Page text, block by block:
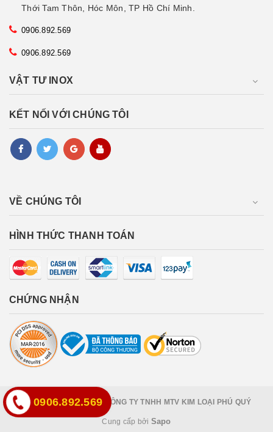
Thới Tam Thôn, Hóc Môn, TP Hồ Chí Minh.
0906.892.569
0906.892.569
VẬT TƯ INOX
KẾT NỐI VỚI CHÚNG TÔI
VỀ CHÚNG TÔI
HÌNH THỨC THANH TOÁN
CHỨNG NHẬN
Bản quyền thuộc về CÔNG TY TNHH MTV KIM LOẠI PHÚ QUÝ
Cung cấp bởi Sapo
0906.892.569